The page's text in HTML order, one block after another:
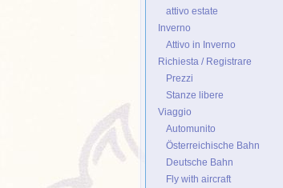
attivo estate
Inverno
Attivo in Inverno
Richiesta / Registrare
Prezzi
Stanze libere
Viaggio
Automunito
Österreichische Bahn
Deutsche Bahn
Fly with aircraft